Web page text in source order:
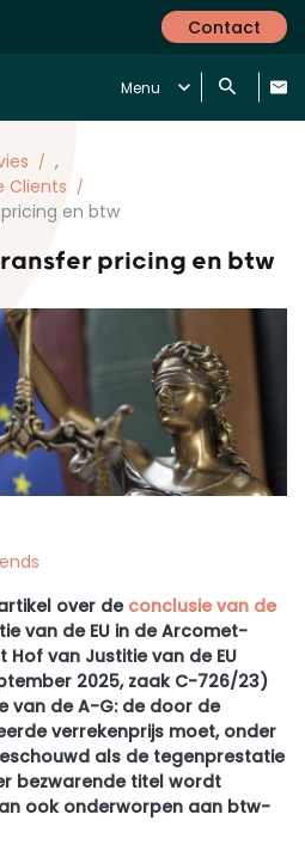
Contact
Menu
,
Clients
en btw
pricing en btw
over de conclusie van de
van de EU in de Arcomet-
van Justitie van de EU
2025, zaak C-726/23)
van de A-G: de door de
verrekenprijs moet, onder
als de tegenprestatie
bezwarende titel wordt
ook onderworpen aan btw-